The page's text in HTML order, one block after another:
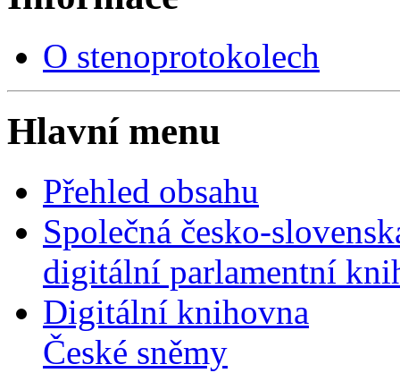
O stenoprotokolech
Hlavní menu
Přehled obsahu
Společná česko-
digitální parlamentní
Digitální knihovna
České sněmy